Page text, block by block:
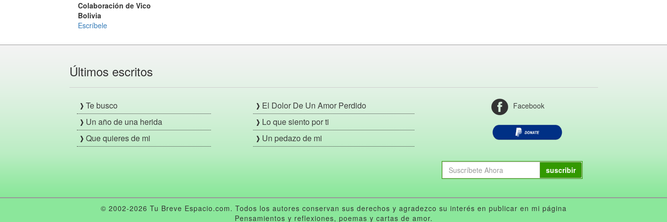
Colaboración de Vico
Bolivia
Escríbele
Últimos escritos
Te busco
Un año de una herida
Que quieres de mi
El Dolor De Un Amor Perdido
Lo que siento por ti
Un pedazo de mi
Facebook
suscribir
© 2002-2026 Tu Breve Espacio.com. Todos los autores conservan sus derechos y agradezco su interés en publicar en mi página
Pensamientos y reflexiones, poemas y cartas de amor.